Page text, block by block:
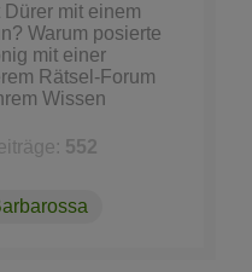
mit einem
Warum posierte
mit einer
Rätsel-Forum
Wissen
552